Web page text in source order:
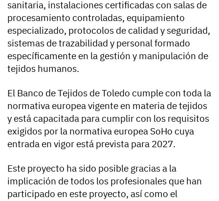
sanitaria, instalaciones certificadas con salas de
procesamiento controladas, equipamiento
especializado, protocolos de calidad y seguridad,
sistemas de trazabilidad y personal formado
específicamente en la gestión y manipulación de
tejidos humanos.
El Banco de Tejidos de Toledo cumple con toda la
normativa europea vigente en materia de tejidos
y está capacitada para cumplir con los requisitos
exigidos por la normativa europea SoHo cuya
entrada en vigor está prevista para 2027.
Este proyecto ha sido posible gracias a la
implicación de todos los profesionales que han
participado en este proyecto, así como el